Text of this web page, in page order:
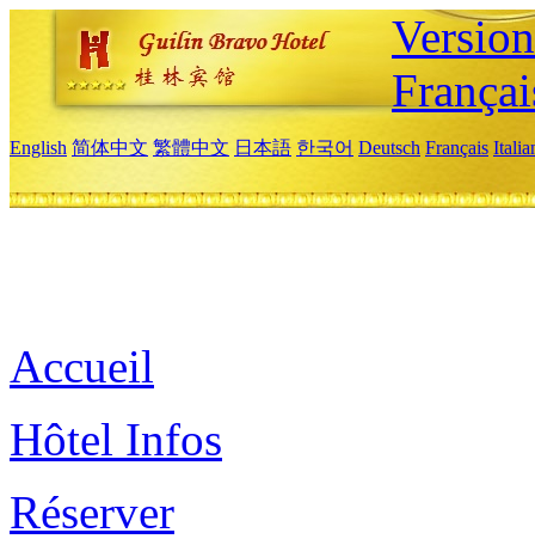
English 简体中文 繁體中文 日本語 한국어 Deutsch Français
Accueil
Hôtel Infos
Réserver